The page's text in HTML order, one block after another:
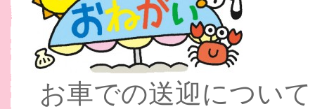
お車での送迎について